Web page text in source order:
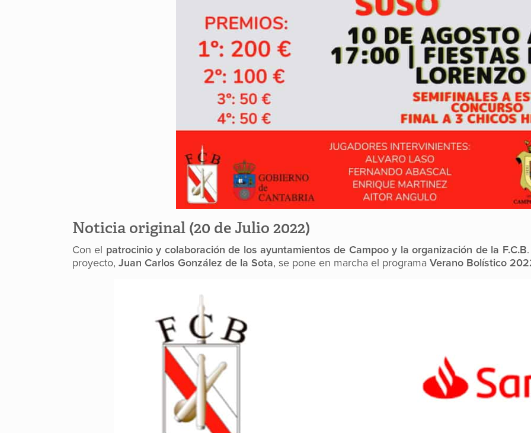
Noticia original (20 de Julio 2022)
Con el patrocinio y colaboración de los ayuntamientos de Campoo y la organización de la F.C.B
proyecto, Juan Carlos González de la Sota, se pone en marcha el programa Verano Bolístico